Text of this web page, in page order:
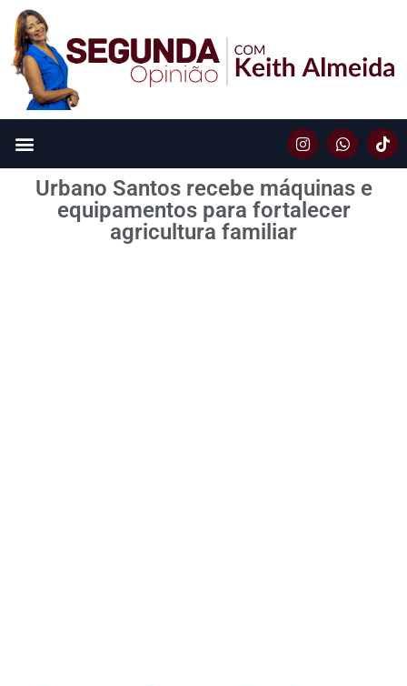
Urbano Santos recebe máquinas e
equipamentos para fortalecer
agricultura familiar